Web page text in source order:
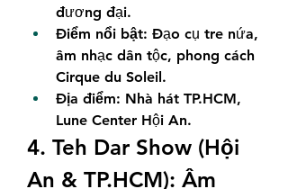
đương đại.
Điểm nổi bật: Đạo cụ tre nứa,
âm nhạc dân tộc, phong cách
Cirque du Soleil.
Địa điểm: Nhà hát TP.HCM,
Lune Center Hội An.
4. Teh Dar Show (Hội
An & TP.HCM): Âm